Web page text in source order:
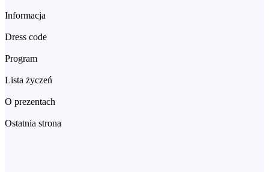
Informacja
Dress code
Program
Lista życzeń
O prezentach
Ostatnia strona